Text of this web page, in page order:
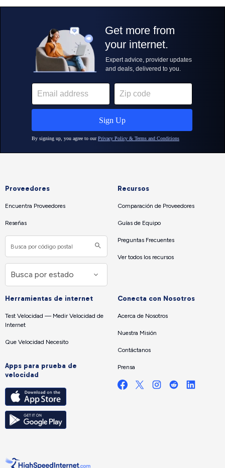
Proveedores
Encuentra Proveedores
Reseñas
Recursos
Comparación de Proveedores
Guías de Equipo
Preguntas Frecuentes
Ver todos los recursos
Herramientas de internet
Test Velocidad — Medir Velocidad de
Internet
Que Velocidad Necesito
Apps para prueba de
velocidad
Conecta con Nosotros
Acerca de Nosotros
Nuestra Misión
Contáctanos
Prensa